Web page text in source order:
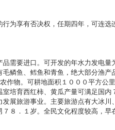
为享有否决权，任期四年，可连选
需要进口。可开发的年水力发电量
鳞鱼、鳕鱼和青鱼，绝大部分渔产
物。可耕地面积１０００平方公里
培育西红柿、黄瓜产量可满足国内
展旅游事业。主要旅游点有大冰川
８．１岁。全民文化程度较高，早